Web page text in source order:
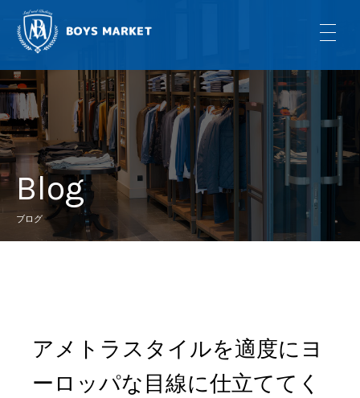
Blog
ブログ
アメトラスタイルを適度にヨ
ーロッパな目線に仕立ててく